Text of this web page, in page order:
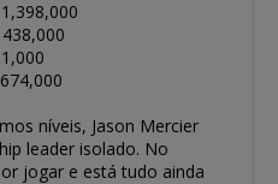
níveis, Jason Mercier
leader isolado. No
jogar e está tudo ainda